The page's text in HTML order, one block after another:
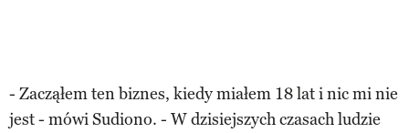
- Zacząłem ten biznes, kiedy miałem 18 lat i nic mi nie
jest - mówi Sudiono. - W dzisiejszych czasach ludzie